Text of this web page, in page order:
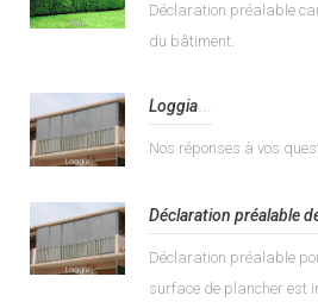
Déclaration préalable
du bâtiment.
Loggia
Nos réponses à vos
Déclaration préalable
Déclaration préalable
surface de plancher est